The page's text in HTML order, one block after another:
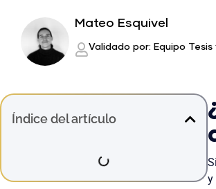
Mateo Esquivel
Validado por: Equipo
Índice del artículo
y